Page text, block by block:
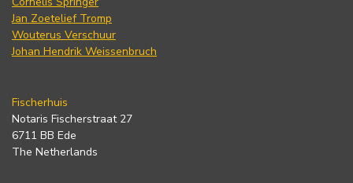
Jan Zoetelief Tromp
Wouterus Verschuur
Johan Hendrik Weissenbruch
Fischerhuis
Notaris Fischerstraat 27
6711 BB Ede
The Netherlands